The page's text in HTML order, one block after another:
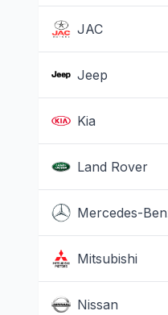
JAC
Jeep
Kia
Land Rover
Mercedes-
Mitsubishi
Nissan